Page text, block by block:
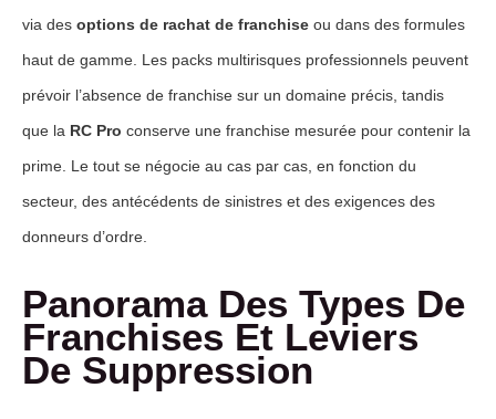
via des options de rachat de franchise ou dans des formules
haut de gamme. Les packs multirisques professionnels peuvent
prévoir l’absence de franchise sur un domaine précis, tandis
que la RC Pro conserve une franchise mesurée pour contenir la
prime. Le tout se négocie au cas par cas, en fonction du
secteur, des antécédents de sinistres et des exigences des
donneurs d’ordre.
Panorama Des Types De
Franchises Et Leviers
De Suppression